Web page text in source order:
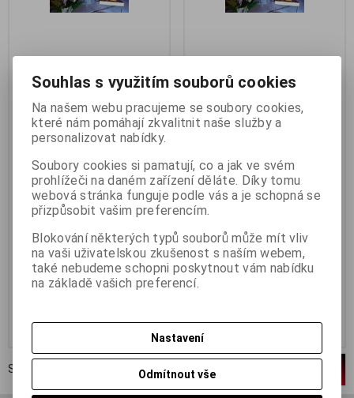
KOUPEL PRO 1 OSOBU dle
Katalogové číslo:02001
Termín dodání (dny):3
Relaxace při koupeli s
občerstvením je ideální způsob,
jak si dopřát okamžik klidu a
odpočinku. Tato kombinace
nabízí nejen uvolnění těla ve
voňavé koupeli s aromatickými
přípravky, ale i příjemné
občerstvení, které umožňuje plně
si vychutnat chvíle pohody. Tento
rituál je skvělým způsobem, jak
uniknout každodenním
starostem a dopřát si...
Koupit
KOUPEL PRO 2 OSOBY dle
Katalogové číslo:02002
Termín dodání (dny):
občerstvením je ideální způsob,
jak si dopřát okamžik klidu a
odpočinku. Tato kombinace
nabízí nejen uvolnění těla ve
voňavé koupeli s aromatickými
přípravky, ale i příjemné
občerstvení, které umožňuje plně
si vychutnat chvíle pohody. Tento
rituál je skvělým způsobem, jak
uniknout každodenním
starostem a dopřát si...
Koupit
Strana záznamů
Souhlas s využitím souborů cookies
Na našem webu pracujeme se soubory cookies,
které nám pomáhají zkvalitnit naše služby a
personalizovat nabídky.
Soubory cookies si pamatují, co a jak ve svém
prohlížeči na daném zařízení děláte. Díky tomu
webová stránka funguje podle vás a je schopná se
přizpůsobit vašim preferencím.
Blokování některých typů souborů může mít vliv
na vaši uživatelskou zkušenost s naším webem,
také nebudeme schopni poskytnout vám nabídku
na základě vašich preferencí.
Nastavení
Odmítnout vše